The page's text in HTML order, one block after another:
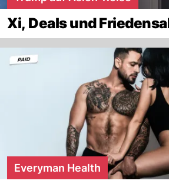
Xi, Deals und
Everyman Health